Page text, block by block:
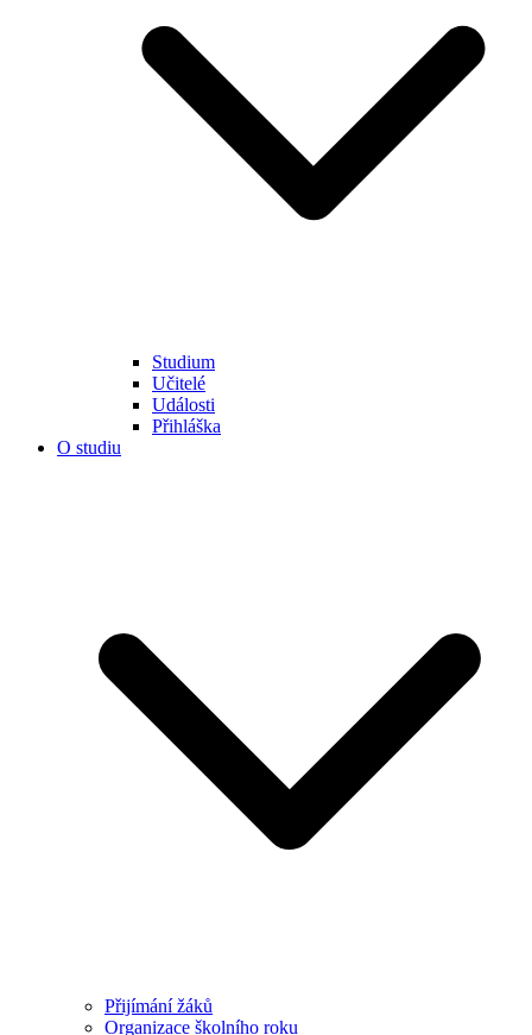
Studium
Učitelé
Události
Přihláška
O studiu
Přijímání žáků
Organizace školního roku